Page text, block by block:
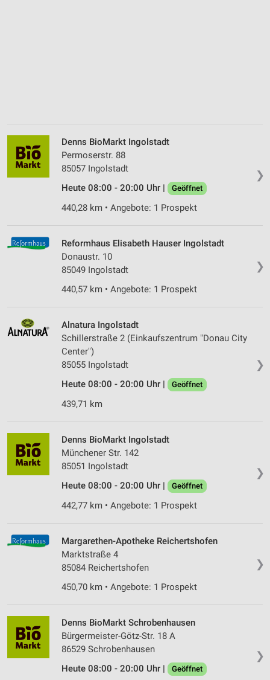
❯
Denns BioMarkt Ingolstadt
Permoserstr. 88
85057 Ingolstadt
Heute 08:00 - 20:00 Uhr |
Geöffnet
440,28 km • Angebote: 1 Prospekt
❯
Reformhaus Elisabeth Hauser Ingolstadt
Donaustr. 10
85049 Ingolstadt
440,57 km • Angebote: 1 Prospekt
❯
Alnatura Ingolstadt
Schillerstraße 2 (Einkaufszentrum "Donau City
Center")
85055 Ingolstadt
Heute 08:00 - 20:00 Uhr |
Geöffnet
439,71 km
❯
Denns BioMarkt Ingolstadt
Münchener Str. 142
85051 Ingolstadt
Heute 08:00 - 20:00 Uhr |
Geöffnet
442,77 km • Angebote: 1 Prospekt
❯
Margarethen-Apotheke Reichertshofen
Marktstraße 4
85084 Reichertshofen
450,70 km • Angebote: 1 Prospekt
❯
Denns BioMarkt Schrobenhausen
Bürgermeister-Götz-Str. 18 A
86529 Schrobenhausen
Heute 08:00 - 20:00 Uhr |
Geöffnet